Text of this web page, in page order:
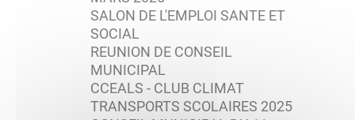
SALON DE L'EMPLOI SANTE ET
SOCIAL
REUNION DE CONSEIL
MUNICIPAL
CCEALS - CLUB CLIMAT
TRANSPORTS SCOLAIRES 2025